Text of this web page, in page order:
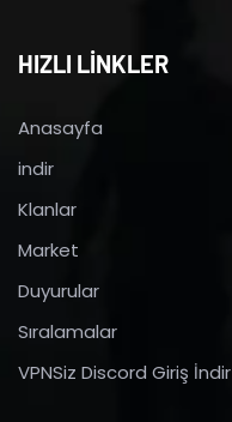
HIZLI LİNKLER
Anasayfa
indir
Klanlar
Market
Duyurular
Sıralamalar
VPNSiz Discord Giriş İndir